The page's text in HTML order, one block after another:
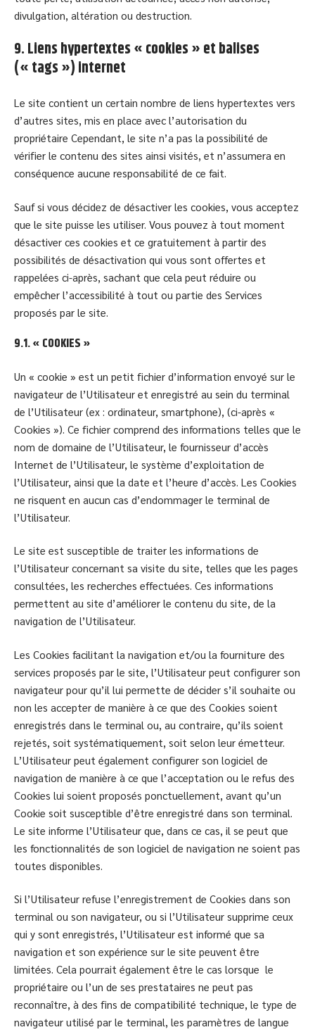
divulgation, altération ou destruction.
9. Liens hypertextes « cookies » et balises
(« tags ») internet
Le site contient un certain nombre de liens hypertextes vers
d’autres sites, mis en place avec l’autorisation du
propriétaire Cependant, le site n’a pas la possibilité de
vérifier le contenu des sites ainsi visités, et n’assumera en
conséquence aucune responsabilité de ce fait.
Sauf si vous décidez de désactiver les cookies, vous acceptez
que le site puisse les utiliser. Vous pouvez à tout moment
désactiver ces cookies et ce gratuitement à partir des
possibilités de désactivation qui vous sont offertes et
rappelées ci-après, sachant que cela peut réduire ou
empêcher l’accessibilité à tout ou partie des Services
proposés par le site.
9.1. « COOKIES »
Un « cookie » est un petit fichier d’information envoyé sur le
navigateur de l’Utilisateur et enregistré au sein du terminal
de l’Utilisateur (ex : ordinateur, smartphone), (ci-après «
Cookies »). Ce fichier comprend des informations telles que le
nom de domaine de l’Utilisateur, le fournisseur d’accès
Internet de l’Utilisateur, le système d’exploitation de
l’Utilisateur, ainsi que la date et l’heure d’accès. Les Cookies
ne risquent en aucun cas d’endommager le terminal de
l’Utilisateur.
Le site est susceptible de traiter les informations de
l’Utilisateur concernant sa visite du site, telles que les pages
consultées, les recherches effectuées. Ces informations
permettent au site d’améliorer le contenu du site, de la
navigation de l’Utilisateur.
Les Cookies facilitant la navigation et/ou la fourniture des
services proposés par le site, l’Utilisateur peut configurer son
navigateur pour qu’il lui permette de décider s’il souhaite ou
non les accepter de manière à ce que des Cookies soient
enregistrés dans le terminal ou, au contraire, qu’ils soient
rejetés, soit systématiquement, soit selon leur émetteur.
L’Utilisateur peut également configurer son logiciel de
navigation de manière à ce que l’acceptation ou le refus des
Cookies lui soient proposés ponctuellement, avant qu’un
Cookie soit susceptible d’être enregistré dans son terminal.
Le site informe l’Utilisateur que, dans ce cas, il se peut que
les fonctionnalités de son logiciel de navigation ne soient pas
toutes disponibles.
Si l’Utilisateur refuse l’enregistrement de Cookies dans son
terminal ou son navigateur, ou si l’Utilisateur supprime ceux
qui y sont enregistrés, l’Utilisateur est informé que sa
navigation et son expérience sur le site peuvent être
limitées. Cela pourrait également être le cas lorsque le
propriétaire ou l’un de ses prestataires ne peut pas
reconnaître, à des fins de compatibilité technique, le type de
navigateur utilisé par le terminal, les paramètres de langue